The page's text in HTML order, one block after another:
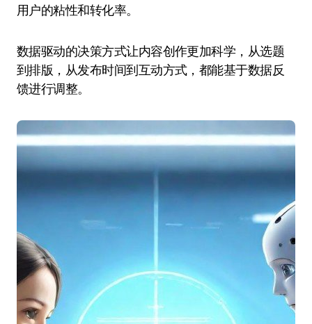
用户的粘性和转化率。
数据驱动的决策方式让内容创作更加科学，从选题
到排版，从发布时间到互动方式，都能基于数据反
馈进行调整。